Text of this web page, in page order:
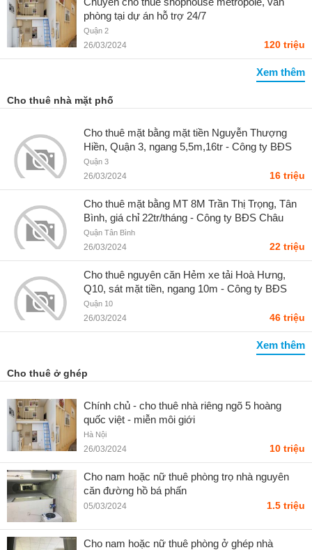
phòng tại dự án hỗ trợ 24/7
Quận 2
26/03/2024 120 triệu
Xem thêm
Cho thuê nhà mặt phố
Cho thuê mặt bằng mặt tiền Nguyễn Thượng
Hiền, Quận 3, ngang 5,5m,16tr - Công ty BĐS
Châu Long
Quận 3
26/03/2024 16 triệu
Cho thuê mặt bằng MT 8M Trần Thị Trọng, Tân
Bình, giá chỉ 22tr/tháng - Công ty BĐS Châu
Long
Quận Tân Bình
26/03/2024 22 triệu
Cho thuê nguyên căn Hẻm xe tải Hoà Hưng,
Q10, sát mặt tiền, ngang 10m - Công ty BĐS
Châu Long
Quận 10
26/03/2024 46 triệu
Xem thêm
Cho thuê ở ghép
Chính chủ - cho thuê nhà riêng ngõ 5 hoàng
quốc việt - miễn môi giới
Hà Nội
26/03/2024 10 triệu
Cho nam hoặc nữ thuê phòng trọ nhà nguyên
căn đường hồ bá phấn
05/03/2024 1.5 triệu
Cho nam hoặc nữ thuê phòng ở ghép nhà